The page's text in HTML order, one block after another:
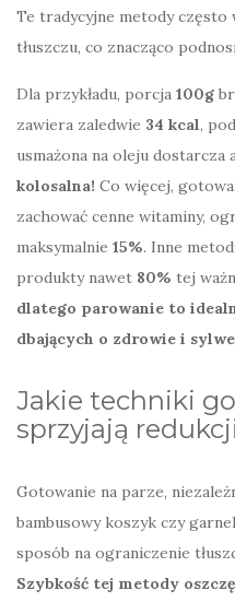
Te tradycyjne metody często
tłuszczu, co znacząco
Dla przykładu, porcja 100g
zawiera zaledwie 34 kcal,
usmażona na oleju dostarcza
kolosalna! Co więcej,
zachować cenne witaminy,
maksymalnie 15%. Inne
produkty nawet 80% tej
dlatego parowanie to
dbających o zdrowie i
Jakie techniki
sprzyjają
Gotowanie na parze,
bambusowy koszyk czy
sposób na ograniczenie
Szybkość tej metody